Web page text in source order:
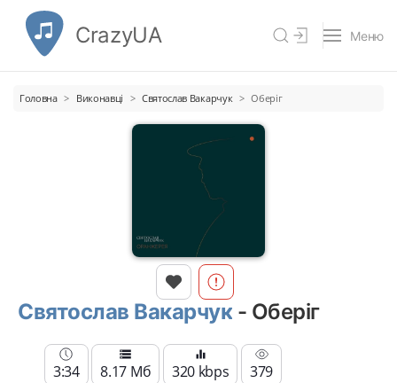
CrazyUA Меню
Головна Виконавці Святослав Вакарчук Оберіг
Святослав Вакарчук - Оберіг
3:34 8.17 Мб 320 kbps 379